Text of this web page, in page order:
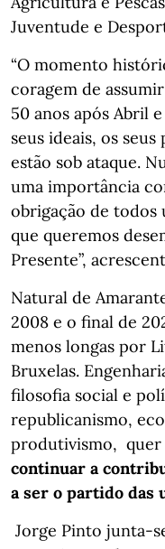
Juventude e
“O momento
coragem de
50 anos após Abril
seus ideais, os
estão sob ataque.
uma importância
obrigação de todos
que queremos
Presente”,
Natural de
2008 e o final de
menos longas por
Bruxelas.
filosofia social e
republicanismo,
produtivismo, quer
continuar a
a ser o partido das
Jorge Pinto junta-